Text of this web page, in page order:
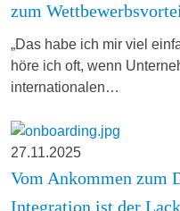
zum
„Das habe ich mir viel
höre ich oft, wenn
internationalen…
27.11.2025
Vom Ankommen zum
Integration ist der